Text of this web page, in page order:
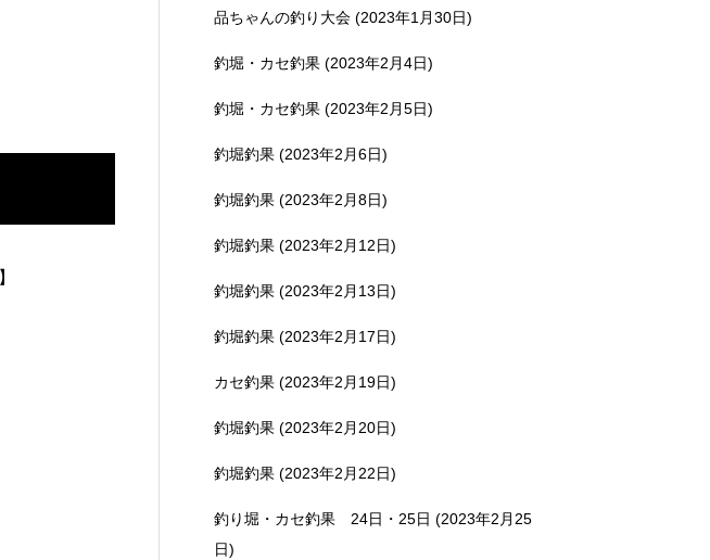
】
品ちゃんの釣り大会 (2023年1月30日)
釣堀・カセ釣果 (2023年2月4日)
釣堀・カセ釣果 (2023年2月5日)
釣堀釣果 (2023年2月6日)
釣堀釣果 (2023年2月8日)
釣堀釣果 (2023年2月12日)
釣堀釣果 (2023年2月13日)
釣堀釣果 (2023年2月17日)
カセ釣果 (2023年2月19日)
釣堀釣果 (2023年2月20日)
釣堀釣果 (2023年2月22日)
釣り堀・カセ釣果 24日・25日 (2023年2月25
日)